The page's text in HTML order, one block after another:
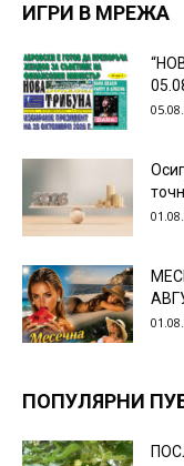
ИГРИ В МРЕЖА
ПОПУЛЯРНИ